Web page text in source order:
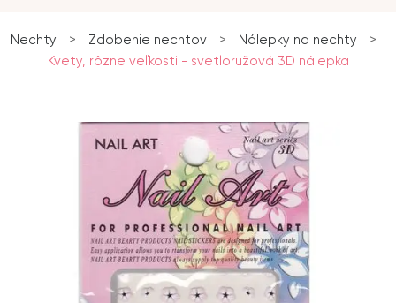
Nechty > Zdobenie nechtov > Nálepky na nechty
>
Kvety, rôzne veľkosti - svetloružová 3D nálepka